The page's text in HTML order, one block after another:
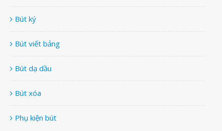
Bút ký
Bút viết bảng
Bút dạ dầu
Bút xóa
Phụ kiện bút